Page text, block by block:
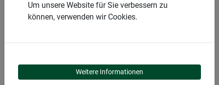
PRODUKTE
MASCHENGEWEBE
Um unsere Website für Sie verbessern zu
können, verwenden wir Cookies.
Weitere Informationen